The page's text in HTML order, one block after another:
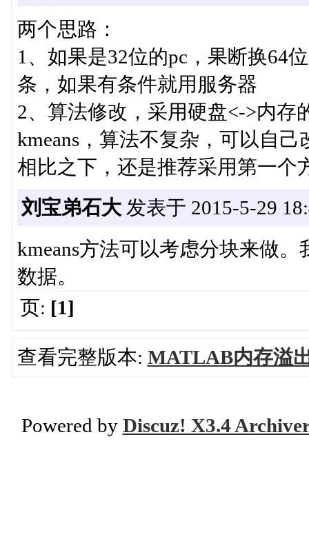
两个思路：
1、如果是32位的pc，果断换64
条，如果有条件就用服务器
2、算法修改，采用硬盘<->内存
kmeans，算法不复杂，可以自己
相比之下，还是推荐采用第一个
刘宝弟石大发表于 2015-5-29
kmeans方法可以考虑分块来做
数据。
页: [1]
查看完整版本: MATLAB内存溢
Powered by Discuz! X3.4